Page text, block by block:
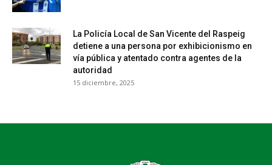
La Policía Local de San Vicente del Raspeig
detiene a una persona por exhibicionismo en
vía pública y atentado contra agentes de la
autoridad
15 diciembre, 2025